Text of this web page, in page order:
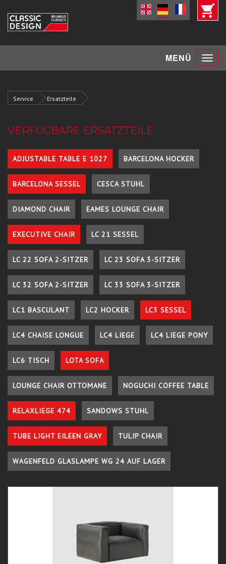
MENÜ Toggle
Service Ersatzteile
VERFÜGBARE ERSATZTEILE
ADJUSTABLE TABLE E 1027 BARCELONA HOCKER
BARCELONA SESSEL CESCA STUHL
DIAMOND CHAIR EAMES LOUNGE CHAIR
EXECUTIVE CHAIR LC 21 SESSEL
LC 22 SOFA 2-SITZER LC 23 SOFA 3-SITZER
LC 32 SOFA 2-SITZER LC 33 SOFA 3-SITZER
LC1 BASCULANT LC2 HOCKER LC3 SESSEL
LC4 CHAISE LONGUE LC4 LIEGE LC4 LIEGE PONY
LC6 TISCH LOTA SOFA
LOUNGE CHAIR OTTOMANE NOGUCHI COFFEE TABLE
RELAXLIEGE 474 SANDOWS STUHL
TUBE LIGHT EILEEN GRAY TULIP CHAIR
WAGENFELD GLASLAMPE WG 24 AUF LAGER